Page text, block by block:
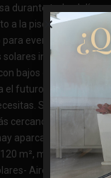
durante todo el día y
a la piscina privada y
eventos sociales
instalados
bajos costes
futuro.La ubicación
Solo 850
cercanos, una
aparcamiento
m², muy buen
Aire